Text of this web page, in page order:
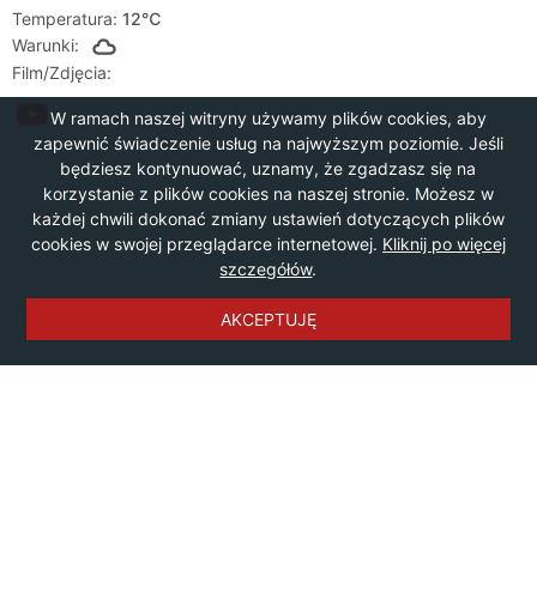
W ramach naszej witryny używamy plików cookies, aby
zapewnić świadczenie usług na najwyższym poziomie. Jeśli
będziesz kontynuować, uznamy, że zgadzasz się na
korzystanie z plików cookies na naszej stronie. Możesz w
każdej chwili dokonać zmiany ustawień dotyczących plików
cookies w swojej przeglądarce internetowej. Kliknij po więcej
szczegółów.
AKCEPTUJĘ
Temperatura: 12℃
Warunki:
Film/Zdjęcia: